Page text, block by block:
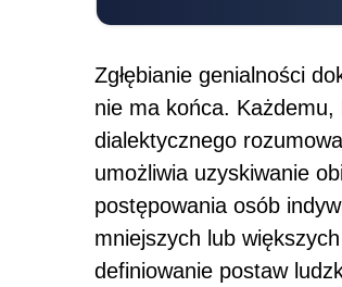
Zgłębianie genialności
nie ma końca.
dialektycznego
umożliwia uzyskiwanie
postępowania osób
mniejszych lub
definiowanie postaw